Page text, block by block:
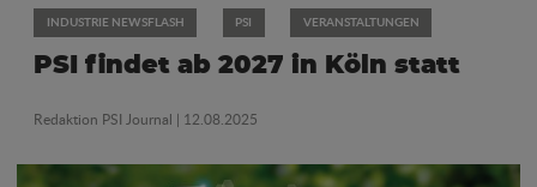
INDUSTRIE NEWSFLASH PSI VERANSTALTUNGEN
PSI findet ab 2027 in Köln statt
Redaktion PSI Journal | 12.08.2025